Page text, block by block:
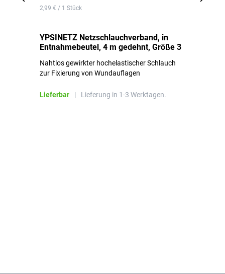
2,99 € / 1 Stück
YPSINETZ Netzschlauchverband, in
Entnahmebeutel, 4 m gedehnt, Größe 3
Nahtlos gewirkter hochelastischer Schlauch
zur Fixierung von Wundauflagen
Lieferbar | Lieferung in 1-3 Werktagen.